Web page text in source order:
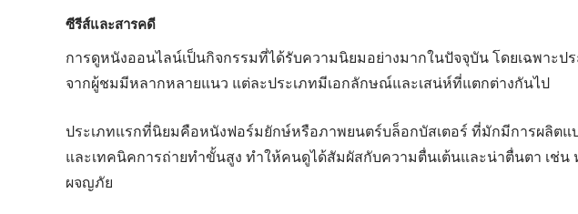
ซีรีส์และสารคดี
การดูหนังออนไลน์เป็นกิจกรรมที่ได้รับความนิยมอย่างมากในปัจจุบัน โดยเฉพาะป
จากผู้ชมมีหลากหลายแนว แต่ละประเภทมีเอกลักษณ์และเสน่ห์ที่แตกต่างกันไป
ประเภทแรกที่นิยมคือหนังฟอร์มยักษ์หรือภาพยนตร์บล็อกบัสเตอร์ ที่มักมีการผลิต
และเทคนิคการถ่ายทำขั้นสูง ทำให้คนดูได้สัมผัสกับความตื่นเต้นและน่าตื่นตา เช่
ผจญภัย